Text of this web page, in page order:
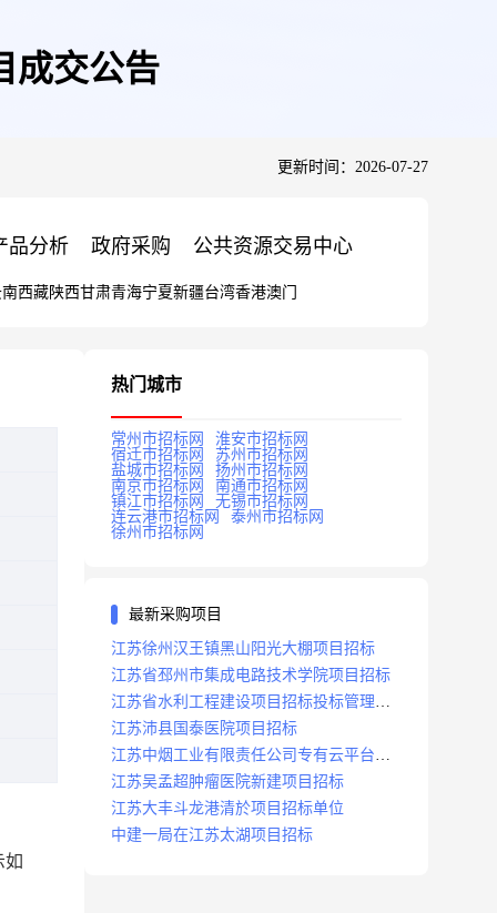
成交公告
更新时间：2026-07-27
品分析 政府采购 公共资源交易中心
西藏陕西甘肃青海宁夏新疆台湾香港澳门
如
热门城市
常州市招标网
淮安市招标网
宿迁市招标网
苏州市招标网
盐城市招标网
扬州市招标网
南京市招标网
南通市招标网
镇江市招标网
无锡市招标网
连云港市招标网
泰州市招标网
徐州市招标网
最新采购项目
江苏徐州汉王镇黑山阳光大棚项目招标
江苏省邳州市集成电路技术学院项目招标
江苏省水利工程建设项目招标投标管理办
法
江苏沛县国泰医院项目招标
江苏中烟工业有限责任公司专有云平台扩
容项目招标
江苏吴孟超肿瘤医院新建项目招标
江苏大丰斗龙港清於项目招标单位
中建一局在江苏太湖项目招标